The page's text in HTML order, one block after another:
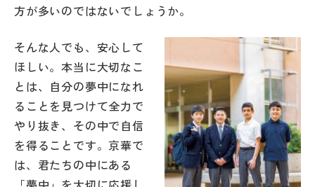
よみもの
学校からのお知らせ
学校HP最新情報
特集
方が多いのではないでしょうか。
そんな人でも、安心して
ほしい。本当に大切なこ
とは、自分の夢中になれ
ることを見つけて全力で
やり抜き、その中で自信
を得ることです。京華で
は、君たちの中にある